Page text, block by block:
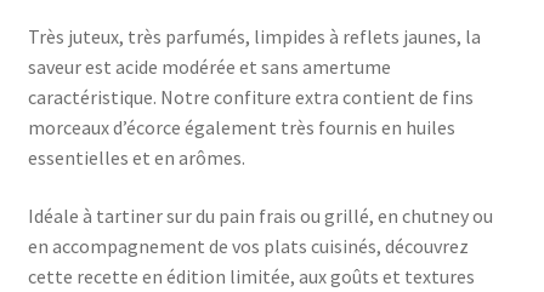
Très juteux, très parfumés, limpides à reflets jaunes, la
saveur est acide modérée et sans amertume
caractéristique. Notre confiture extra contient de fins
morceaux d’écorce également très fournis en huiles
essentielles et en arômes.
Idéale à tartiner sur du pain frais ou grillé, en chutney ou
en accompagnement de vos plats cuisinés, découvrez
cette recette en édition limitée, aux goûts et textures